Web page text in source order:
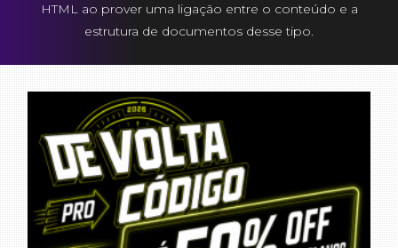
HTML ao prover uma ligação entre o conteúdo e a
estrutura de documentos desse tipo.